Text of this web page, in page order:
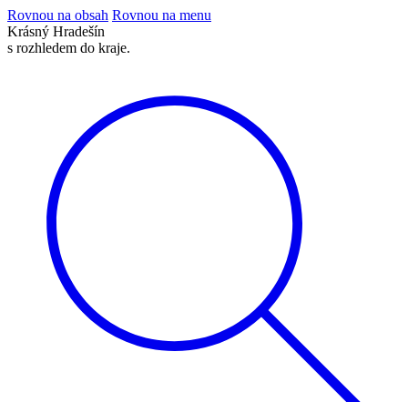
Rovnou na obsah Rovnou na menu
Krásný Hradešín
s rozhledem do kraje.